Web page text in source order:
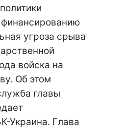
финансированию
угроза срыва
войска на
Об этом
главы
Украина. Глава